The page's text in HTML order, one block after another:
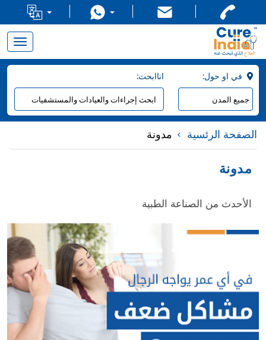
Toggle
navigation
:اناابحث
الصفحة الرئسية مدونة
مدونة
الأحدث من الصناعة الطبية